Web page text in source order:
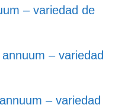
– variedad de
– variedad
– variedad